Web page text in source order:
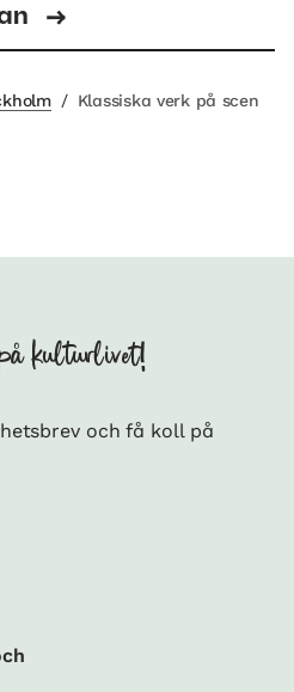
/ Klassiska verk på scen
kulturlivet!
och få koll på